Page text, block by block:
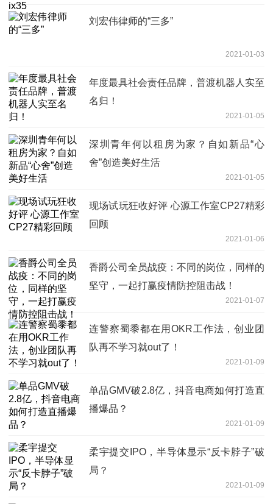
刘宏伟律师的“三多”
2021-01-03
年度最具社会责任品牌，普渡机器人实至
名归！
2021-01-05
深圳青年何以租房为家？自如新品“心
舍”创造美好生活
2021-01-05
现场试玩狂收好评 心源工作室CP27精彩
回顾
2021-01-06
香爵公司全员战疫：不同的岗位，同样的
坚守，一起打赢疫情防控阻击战！
2021-01-07
连警察蜀黍都在用OKR工作法，创业团
队再不学习就out了！
2021-01-09
单品GMV破2.8亿，抖音电商如何打造直
播爆品？
2021-01-09
柔宇提交IPO，半导体显示“反卡脖子”破
局？
2021-01-09